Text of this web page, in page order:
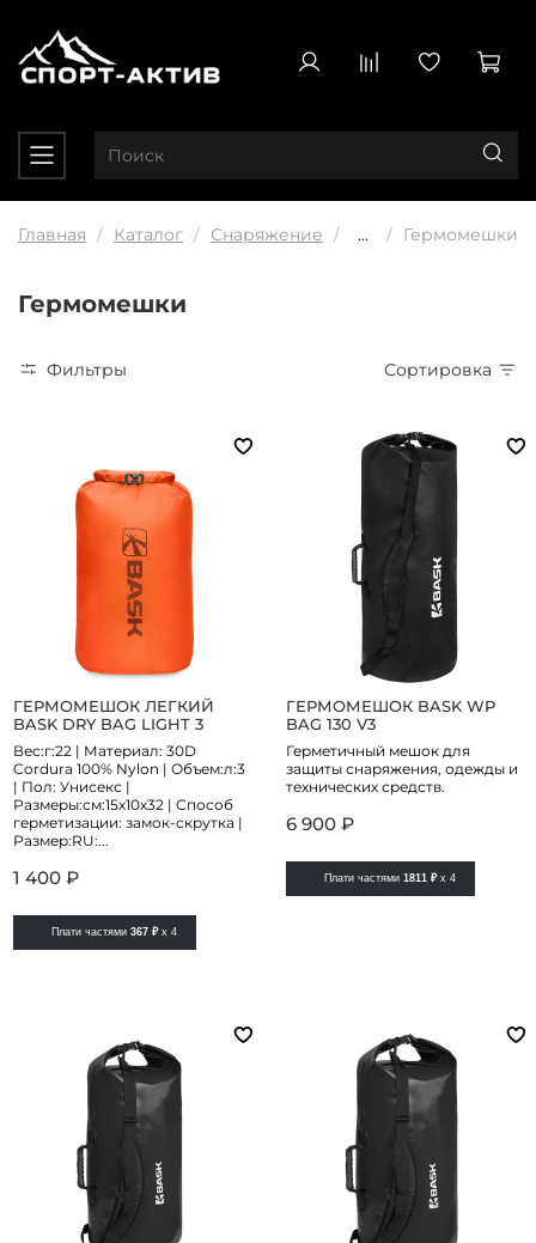
Главная Каталог Снаряжение ... Гермомешки
Гермомешки
Фильтры Сортировка
ГЕРМОМЕШОК ЛЕГКИЙ
BASK DRY BAG LIGHT 3
Вес:г:22 | Материал: 30D
Cordura 100% Nylon | Объем:л:3
| Пол: Унисекс |
Размеры:см:15х10х32 | Способ
герметизации: замок-скрутка |
Размер:RU:...
1 400 ₽
Плати частями367 ₽ x 4
ГЕРМОМЕШОК BASK WP
BAG 130 V3
Герметичный мешок для
защиты снаряжения, одежды и
технических средств.
6 900 ₽
Плати частями 1811 ₽ x 4